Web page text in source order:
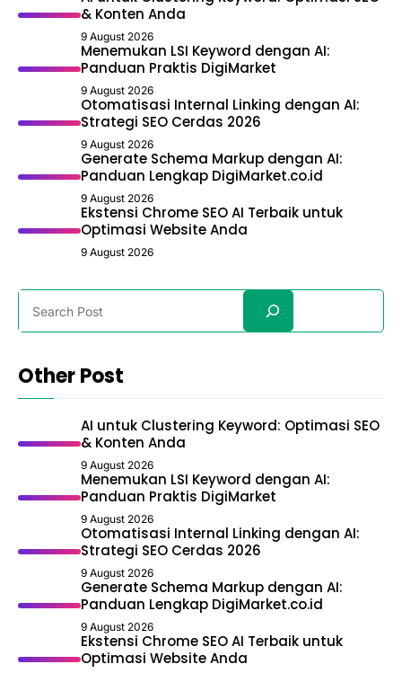
& Konten Anda
9 August 2026
Menemukan LSI Keyword dengan AI:
Panduan Praktis DigiMarket
9 August 2026
Otomatisasi Internal Linking dengan AI:
Strategi SEO Cerdas 2026
9 August 2026
Generate Schema Markup dengan AI:
Panduan Lengkap DigiMarket.co.id
9 August 2026
Ekstensi Chrome SEO AI Terbaik untuk
Optimasi Website Anda
9 August 2026
Other Post
AI untuk Clustering Keyword: Optimasi SEO
& Konten Anda
9 August 2026
Menemukan LSI Keyword dengan AI:
Panduan Praktis DigiMarket
9 August 2026
Otomatisasi Internal Linking dengan AI:
Strategi SEO Cerdas 2026
9 August 2026
Generate Schema Markup dengan AI:
Panduan Lengkap DigiMarket.co.id
9 August 2026
Ekstensi Chrome SEO AI Terbaik untuk
Optimasi Website Anda